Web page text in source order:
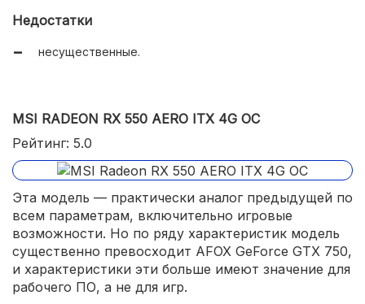
Недостатки
несущественные.
MSI RADEON RX 550 AERO ITX 4G OC
Рейтинг: 5.0
Эта модель — практически аналог предыдущей по
всем параметрам, включительно игровые
возможности. Но по ряду характеристик модель
существенно превосходит AFOX GeForce GTX 750,
и характеристики эти больше имеют значение для
рабочего ПО, а не для игр.